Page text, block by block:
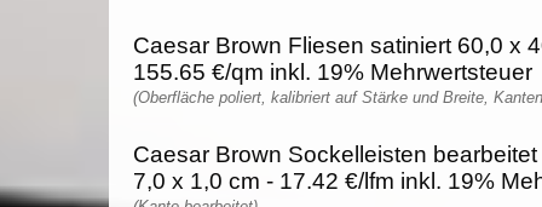
Caesar Brown Fliesen satiniert 60,0 x
155.65 €/qm inkl. 19% Mehrwertsteuer
(Oberfläche poliert, kalibriert auf Stärke und Breite,
Caesar Brown Sockelleisten
7,0 x 1,0 cm - 17.42 €/lfm inkl. 19%